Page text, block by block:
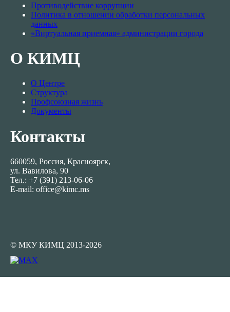
Противодействие коррупции
Политика в отношении обработки персональных
данных
«Виртуальная приемная» администрации города
О КИМЦ
О Центре
Структура
Профсоюзная жизнь
Документы
Контакты
660059, Россия, Красноярск,
ул. Вавилова, 90
Тел.: +7 (391) 213-06-06
E-mail: office@kimc.ms
© МКУ КИМЦ 2013-2026